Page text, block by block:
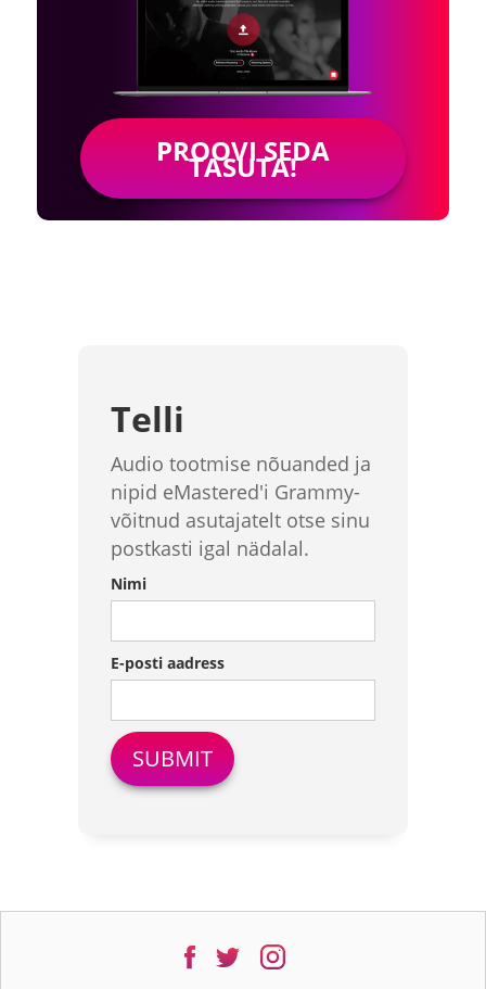
PROOVI SEDA
TASUTA!
Telli
Audio tootmise nõuanded ja
nipid eMastered'i Grammy-
võitnud asutajatelt otse sinu
postkasti igal nädalal.
Nimi
E-posti aadress